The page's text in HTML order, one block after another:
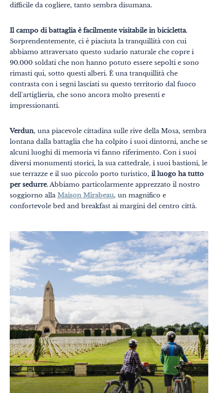
difficile da cogliere, tanto sembra disumana.
Il campo di battaglia è facilmente visitabile in bicicletta.
Sorprendentemente, ci è piaciuta la tranquillità con cui
abbiamo attraversato questo sudario naturale che copre i
90.000 soldati che non hanno potuto essere sepolti e sono
rimasti qui, sotto questi alberi. È una tranquillità che
contrasta con i segni lasciati su questo territorio dal fuoco
dell'artiglieria, che sono ancora molto presenti e
impressionanti.
Verdun, una piacevole cittadina sulle rive della Mosa, sembra
lontana dalla battaglia che ha colpito i suoi dintorni, anche se
alcuni luoghi di memoria vi fanno riferimento. Con i suoi
diversi monumenti storici, la sua cattedrale, i suoi bastioni, le
sue terrazze e il suo piccolo porto turistico, il luogo ha tutto
per sedurre. Abbiamo particolarmente apprezzato il nostro
soggiorno alla Maison Mirabeau, un magnifico e
confortevole bed and breakfast ai margini del centro città.